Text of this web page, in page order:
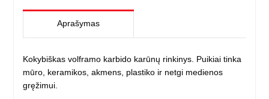
Aprašymas
Kokybiškas volframo karbido karūnų rinkinys. Puikiai tinka
mūro, keramikos, akmens, plastiko ir netgi medienos
gręžimui.